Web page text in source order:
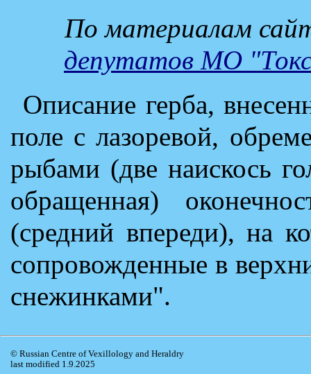
По материалам
депутатов МО
Описание герба,
поле с лазоревой,
рыбами (две наискось
обращенная)
(средний впереди), на
сопровожденные в
снежинками".
© Russian Centre of Vexillology and Heraldry
last modified 1.9.2025